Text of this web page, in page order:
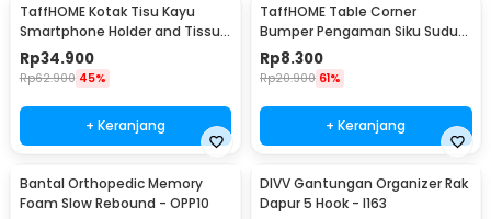
TaffHOME Kotak Tisu Kayu
Smartphone Holder and Tissue
Box - ZJ05
Rp34.900
Rp62.900 45%
+ Keranjang
TaffHOME Table Corner
Bumper Pengaman Siku Sudut
Meja Silicone 10 PCS - FY21
Rp8.300
Rp20.900 61%
+ Keranjang
Bantal Orthopedic Memory
Foam Slow Rebound - OPP10
DIVV Gantungan Organizer Rak
Dapur 5 Hook - I163